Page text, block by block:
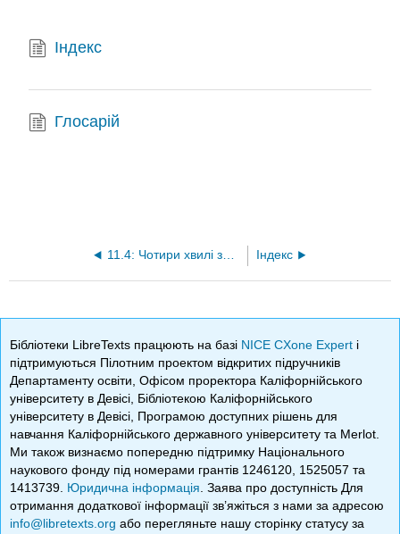
Індекс
Глосарій
11.4: Чотири хвилі змішування Індекс
Бібліотеки LibreTexts працюють на базі NICE CXone Expert і
підтримуються Пілотним проектом відкритих підручників
Департаменту освіти, Офісом проректора Каліфорнійського
університету в Девісі, Бібліотекою Каліфорнійського
університету в Девісі, Програмою доступних рішень для
навчання Каліфорнійського державного університету та Merlot.
Ми також визнаємо попередню підтримку Національного
наукового фонду під номерами грантів 1246120, 1525057 та
1413739. Юридична інформація . Заява про доступність Для
отримання додаткової інформації зв’яжіться з нами за адресою
info@libretexts.org або перегляньте нашу сторінку статусу за